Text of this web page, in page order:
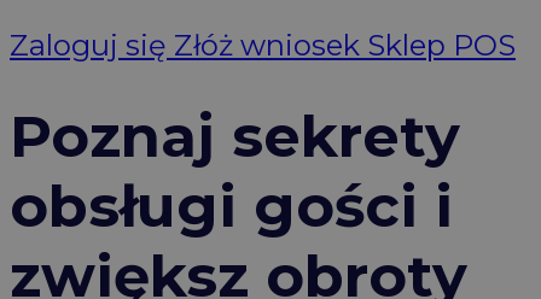
Zaloguj się Złóż wniosek Sklep POS
Poznaj sekrety
obsługi gości i
zwiększ obroty